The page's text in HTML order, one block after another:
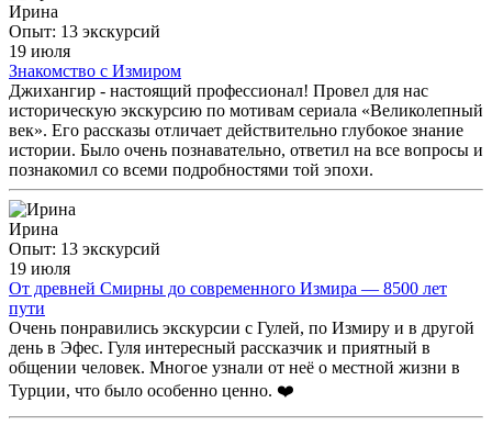
Ирина
Опыт: 13 экскурсий
19 июля
Знакомство с Измиром
Джихангир - настоящий профессионал! Провел для нас
историческую экскурсию по мотивам сериала «Великолепный
век». Его рассказы отличает действительно глубокое знание
истории. Было очень познавательно, ответил на все вопросы и
познакомил со всеми подробностями той эпохи.
Ирина
Опыт: 13 экскурсий
19 июля
От древней Смирны до современного Измира — 8500 лет
пути
Очень понравились экскурсии с Гулей, по Измиру и в другой
день в Эфес. Гуля интересный рассказчик и приятный в
общении человек. Многое узнали от неё о местной жизни в
Турции, что было особенно ценно. ❤️